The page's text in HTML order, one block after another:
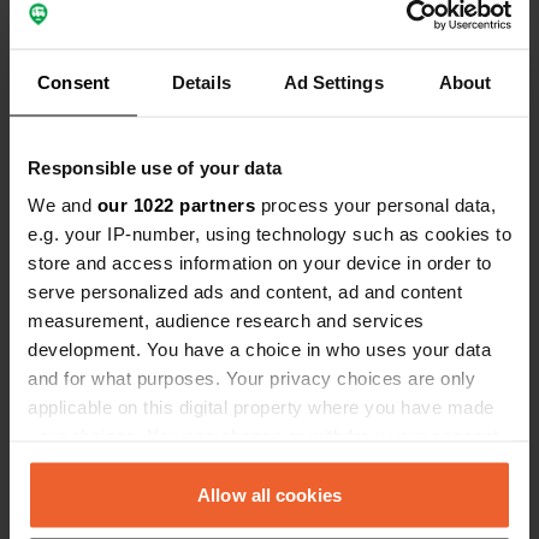
Consent Details Ad Settings About
Responsible use of your data
We and our 1022 partners process your personal data,
e.g. your IP-number, using technology such as cookies to
store and access information on your device in order to
serve personalized ads and content, ad and content
measurement, audience research and services
development. You have a choice in who uses your data
and for what purposes. Your privacy choices are only
applicable on this digital property where you have made
any time from the Cookie Declaration or by clicking on
the Privacy trigger icon.Allow all cookies
Contact
Emplacement
Attenhovenstraat
Copie